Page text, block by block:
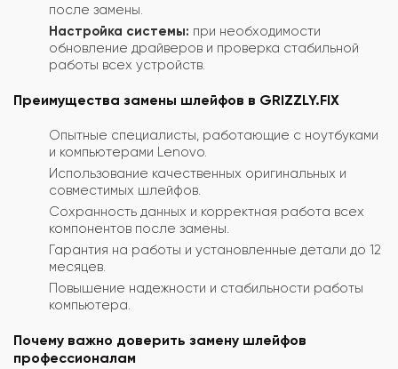
после замены.
Настройка системы: при необходимости
обновление драйверов и проверка стабильной
работы всех устройств.
Преимущества замены шлейфов в GRIZZLY.FIX
Опытные специалисты, работающие с ноутбуками
и компьютерами Lenovo.
Использование качественных оригинальных и
совместимых шлейфов.
Сохранность данных и корректная работа всех
компонентов после замены.
Гарантия на работы и установленные детали до 12
месяцев.
Повышение надежности и стабильности работы
компьютера.
Почему важно доверить замену шлейфов
профессионалам